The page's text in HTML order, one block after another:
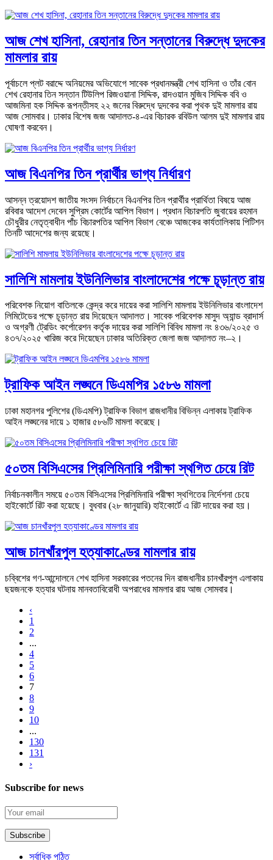
আজ শেখ হাসিনা, রেহানার তিন সন্তানের বিরুদ্ধে দুদকের
মামলার রায়
পূর্বাচলে প্লট বরাদ্দে অনিয়মের অভিযোগে সাবেক প্রধানমন্ত্রী শেখ হাসিনা ও তাঁর বোন
শেখ রেহানার তিন সন্তান টিউলিপ রিজওয়ানা সিদ্দিক, রাদওয়ান মুজিব সিদ্দিক ববি ও
আজমিনা হক সিদ্দিক রূপন্তীসহ ২২ জনের বিরুদ্ধে দুদকের করা পৃথক দুই মামলার রায়
আজ সোমবার। ঢাকার বিশেষ জজ আদালত-৪-এর বিচারক রবিউল আলম দুই মামলার রায়
ঘোষণা করবেন।
আজ বিএনপির তিন প্রার্থীর ভাগ্য নির্ধারণ
আসন্ন ত্রয়োদশ জাতীয় সংসদ নির্বাচনে বিএনপির তিন প্রার্থীর প্রার্থিতা বিষয়ে আজ
রবিবার আদেশ দেবেন সুপ্রিম কোর্টের আপিল বিভাগ। প্রধান বিচারপতি জুবায়ের রহমান
চৌধুরীর নেতৃত্বাধীন পাঁচ বিচারপতির আপিল বিভাগ বেঞ্চে আজকের কার্যতালিকায় পিটিশন
তিনটি আদেশের জন্য রয়েছে।
সালিশি মামলায় ইউনিলিভার বাংলাদেশের পক্ষে চূড়ান্ত রায়
পরিবেশক নিয়োগ বাতিলকে কেন্দ্র করে দায়ের করা সালিশি মামলায় ইউনিলিভার বাংলাদেশ
লিমিটেডের পক্ষে চূড়ান্ত রায় দিয়েছেন আদালত। সাবেক পরিবেশক মাসুদ অ্যান্ড ব্রাদার্স
ও অগ্রণী ট্রেডিং কর্পোরেশন কর্তৃক দায়ের করা সালিশি বিবিধ মামলা নং ৪৩৬/২০২৫ ও
৪৩৭/২০২৫ খারিজ করে দিয়েছেন ঢাকার অতিরিক্ত জেলা জজ আদালত নং–২।
ট্রাফিক আইন লঙ্ঘনে ডিএমপির ১৫৮৬ মামলা
ঢাকা মহানগর পুলিশের (ডিএমপি) ট্রাফিক বিভাগ রাজধানীর বিভিন্ন এলাকায় ট্রাফিক
আইন লঙ্ঘনের দায়ে ১ হাজার ৫৮৬টি মামলা করেছে।
৫০তম বিসিএসের প্রিলিমিনারি পরীক্ষা স্থগিত চেয়ে রিট
নির্বাচনকালীন সময়ে ৫০তম বিসিএসের প্রিলিমিনারি পরীক্ষা স্থগিতের নির্দেশনা চেয়ে
হাইকোর্টে রিট করা হয়েছে। বুধবার (২৮ জানুয়ারি) হাইকোর্টে এ রিট দায়ের করা হয়।
আজ চানখাঁরপুল হত্যাকাণ্ডের মামলার রায়
চব্বিশের গণ-আন্দোলনে শেখ হাসিনা সরকারের পতনের দিন রাজধানীর চানখাঁরপুল এলাকায়
ছয়জনকে হত্যার ঘটনায় মানবতাবিরোধী অপরাধের মামলার রায় আজ সোমবার।
‹
1
2
...
4
5
6
7
8
9
10
...
130
131
›
Subscribe for news
সর্বাধিক পঠিত